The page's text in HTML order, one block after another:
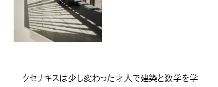
クセナキスは少し変わった才人で建築と数学を学